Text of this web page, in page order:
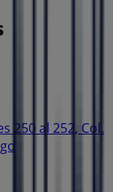
250 al 252, Col.